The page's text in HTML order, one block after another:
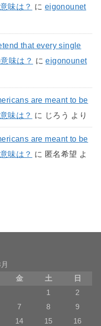
味は？ に eigonounet
that every single
味は？ にeigonounet
are meant to be
味は？ に じろう より
are meant to be
味は？ に 匿名希望 よ
金 土
日
1
2
7 8
9
14 15 16